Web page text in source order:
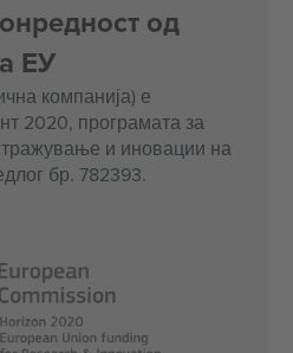
од
ЕУ
компанија) е
2020, програмата за
и иновации на
бр. 782393.